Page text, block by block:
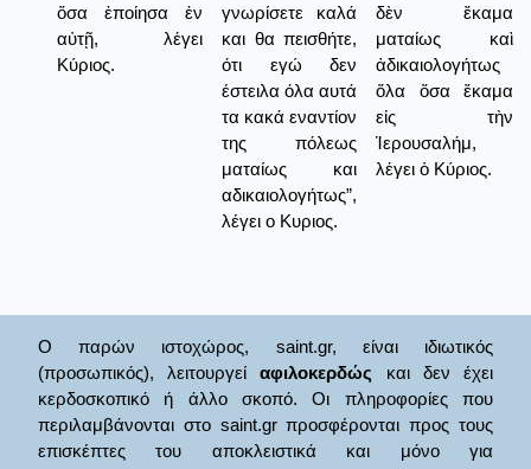
ὅσα ἐποίησα ἐν
αὐτῇ, λέγει
Κύριος.
γνωρίσετε καλά
και θα πεισθήτε,
ότι εγώ δεν
έστειλα όλα αυτά
τα κακά εναντίον
της πόλεως
ματαίως και
αδικαιολογήτως”,
λέγει ο Κυριος.
δὲν ἔκαμα
ματαίως καὶ
ἀδικαιολογήτως
ὅλα ὅσα ἔκαμα
εἰς τὴν
Ἱερουσαλήμ,
λέγει ὁ Κύριος.
Ο παρών ιστοχώρος, saint.gr, είναι ιδιωτικός
(προσωπικός), λειτουργείαφιλοκερδώς και δεν έχει
κερδοσκοπικό ή άλλο σκοπό. Οι πληροφορίες που
περιλαμβάνονται στο saint.gr προσφέρονται προς τους
επισκέπτες του αποκλειστικά και μόνο για